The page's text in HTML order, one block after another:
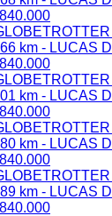
km - LUCAS
km - LUCAS
km - LUCAS
km - LUCAS